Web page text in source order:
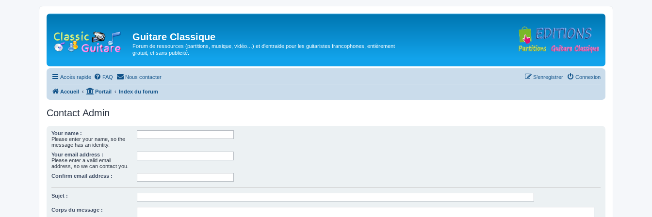
Guitare Classique
Forum de ressources (partitions, musique, vidéo…) et d'entraide pour les guitaristes francophones, entièrement
gratuit, et sans publicité.
Accès rapide FAQ Nous contacter Connexion
S’enregistrer
Accueil Portail Index du forum
Contact Admin
Your name :
Please enter your name, so the
message has an identity.
Your email address :
Please enter a valid email
address, so we can contact you.
Confirm email address :
Sujet :
Corps du message :